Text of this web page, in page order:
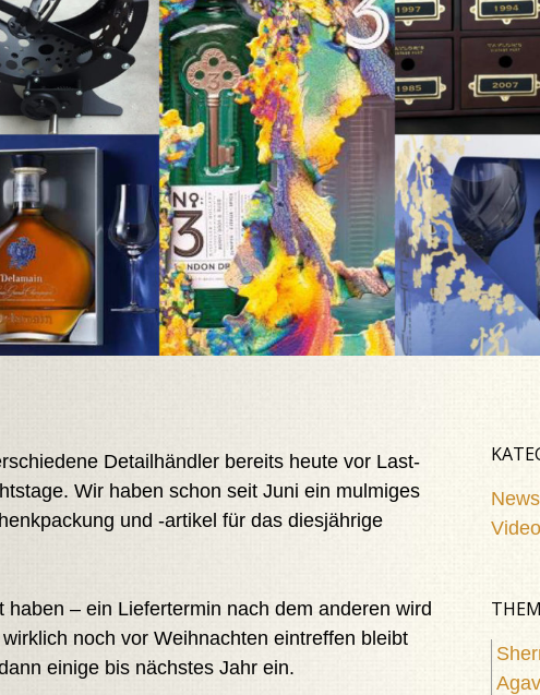
Detailhändler bereits heute vor Last-
Wir haben schon seit Juni ein mulmiges
und -artikel für das diesjährige
– ein Liefertermin nach dem anderen wird
noch vor Weihnachten eintreffen bleibt
einige bis nächstes Jahr ein.
News